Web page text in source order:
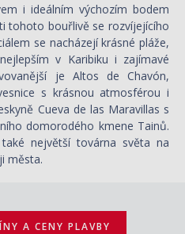
i ideálním výchozím bodem
tohoto bouřlivě se rozvíjejícího
se nacházejí krásné pláže,
v Karibiku i zajímavé
je Altos de Chavón,
s krásnou atmosférou i
Cueva de las Maravillas s
domorodého kmene Tainů.
největší továrna světa na
města.
A CENY PLAVBY